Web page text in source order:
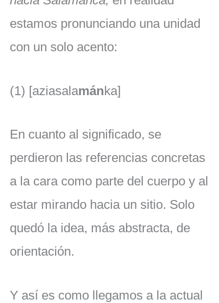
estamos pronunciando una unidad
con un solo acento:
(1) [aziasalamánka]
En cuanto al significado, se
perdieron las referencias concretas
a la cara como parte del cuerpo y al
estar mirando hacia un sitio. Solo
quedó la idea, más abstracta, de
orientación.
Y así es como llegamos a la actual